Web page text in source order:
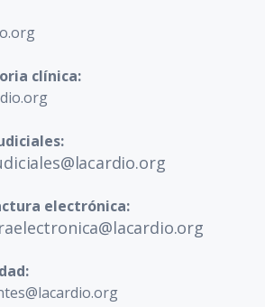
clínica:
electrónica: